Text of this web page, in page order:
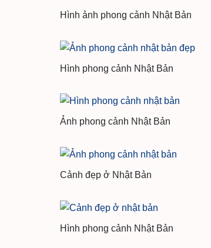
Hình ảnh phong cảnh Nhật Bản
Hình phong cảnh Nhật Bản
Ảnh phong cảnh Nhật Bản
Cảnh đẹp ở Nhật Bản
Hình phong cảnh Nhật Bản